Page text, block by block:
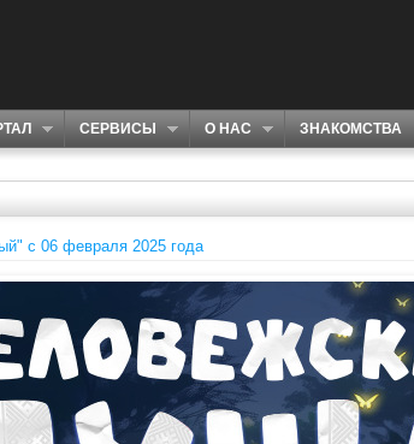
СЕРВИСЫ О НАС ЗНАКОМСТВА
c 06 февраля 2025 года